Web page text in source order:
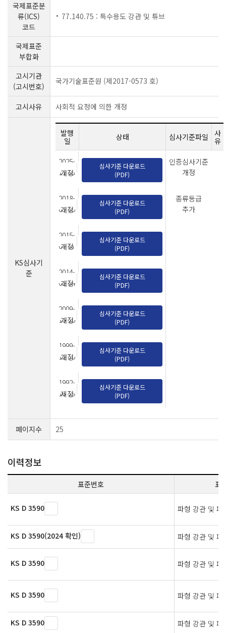
국제표준분
류(ICS)
코드
77.140.75 : 특수용도 강관 및 튜브
국제표준
부합화
고시기관
(고시번호)
국가기술표준원 (제2017-0573 호)
고시사유 사회적 요청에 의한 개정
KS심사기
준
발행
일
상태 심사기준파일
사
유
2025-
11-03
개정
심사기준 다운로드
(PDF)
인증심사기준
개정
2018-
03-05
개정
심사기준 다운로드
(PDF)
종류등급
추가
2015-
07-07
개정
심사기준 다운로드
(PDF)
2014-
02-04
개정
심사기준 다운로드
(PDF)
2009-
10-26
개정
심사기준 다운로드
(PDF)
1999-
12-30
개정
심사기준 다운로드
(PDF)
1992-
10-29
제정
심사기준 다운로드
(PDF)
페이지수 25
이력정보
표준번호 표
KS D 3590 파형 강관 및 파
KS D 3590(2024 확인) 파형 강관 및 파
KS D 3590 파형 강관 및 파
KS D 3590 파형 강관 및 파
KS D 3590 파형 강관 및 파